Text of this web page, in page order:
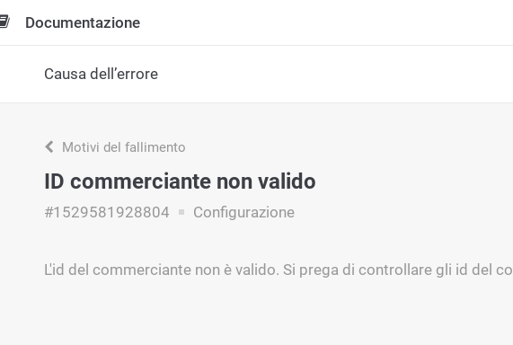
Documentazione
Causa dell’errore
Motivi del fallimento
ID commerciante non valido
#1529581928804 Configurazione
L'id del commerciante non è valido. Si prega di controllare gli id del